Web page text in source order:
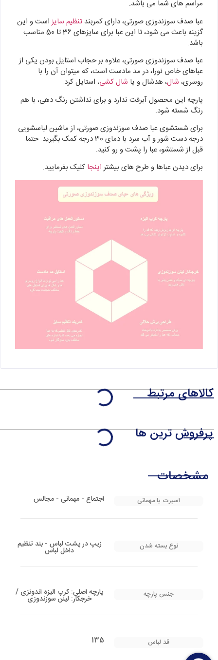
مراسم های شما می باشد.
عبا صدف سوزندوزی صورتی، دارای کمربند تنظیم سایز است و این
گزینه باعث می شود، تا این عبا برای سایزهای 36 تا 50 مناسب
باشد.
عبا صدف سوزندوزی صورتی، علاوه بر حجاب استایل بودن یکی از
عباهای خاص نورا، در مد مادست است، که میتوان آن را با
روسری، شال، هدشال و یا شال کشی، استایل کرد.
پارچه این محصول آبرفت ندارد و برای نداشتن رنگ دهی، با هم
رنگ شسته شود.
برای شستشوی عبا صدف سوزندوزی صورتی، از ماشین لباسشویی
درجه دست شور و آب سرد با دمای 30 درجه کمک بگیرید. حتما
قبل از شستشو، عبا را پشت و رو کنید.
برای دیدن عباها و طرح های بیشتراینجا کلیک بفرمایید.
کالاهای مرتبط
پرفروش ترین ها
مشخصات
اسپرت یا مهمانی اجتماع - مهمانی - مجالس
نوع بسته شدن زیپ در پشت لباس - بند تنظیم
داخل لباس
جنس پارچه پارچه اصلی: کرپ الیزه اندونزی /
خرجکار: لینن سوزندوزی
قد لباس 135